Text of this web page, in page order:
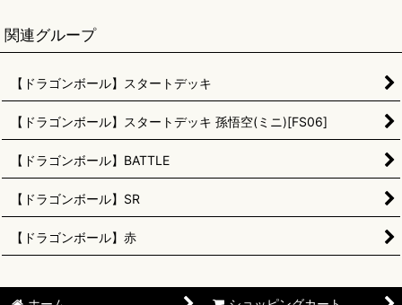
関連グループ
【ドラゴンボール】スタートデッキ
【ドラゴンボール】スタートデッキ 孫悟空(ミニ)[FS06]
【ドラゴンボール】BATTLE
【ドラゴンボール】SR
【ドラゴンボール】赤